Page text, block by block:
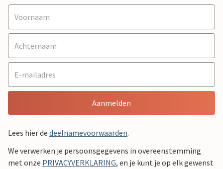
Aanmelden
Lees hier de deelnamevoorwaarden.
We verwerken je persoonsgegevens in overeenstemming
met onze PRIVACYVERKLARING, en je kunt je op elk gewenst